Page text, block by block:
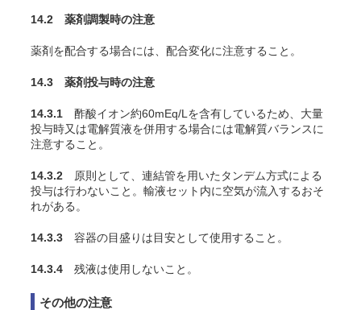
14.2 薬剤調製時の注意
薬剤を配合する場合には、配合変化に注意すること。
14.3 薬剤投与時の注意
14.3.1 酢酸イオン約60mEq/Lを含有しているため、大量
投与時又は電解質液を併用する場合には電解質バランスに
注意すること。
14.3.2 原則として、連結管を用いたタンデム方式による
投与は行わないこと。輸液セット内に空気が流入するおそ
れがある。
14.3.3 容器の目盛りは目安として使用すること。
14.3.4 残液は使用しないこと。
その他の注意